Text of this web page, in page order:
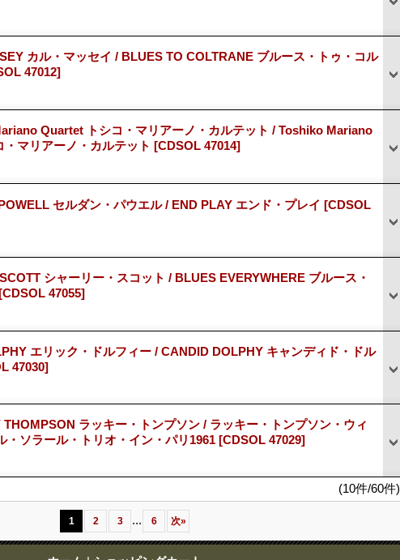
カル・マッセイ / BLUES TO COLTRANE ブルース・トゥ・コル
47012]
Quartet トシコ・マリアーノ・カルテット / Toshiko Mariano
マリアーノ・カルテット [CDSOL 47014]
セルダン・パウエル / END PLAY エンド・プレイ [CDSOL
シャーリー・スコット / BLUES EVERYWHERE ブルース・
47055]
エリック・ドルフィー / CANDID DOLPHY キャンディド・ドル
47030]
ラッキー・トンプソン / ラッキー・トンプソン・ウィ
・ソラール・トリオ・イン・パリ1961 [CDSOL 47029]
(10件/60件)
1 2 3 ... 6 次»